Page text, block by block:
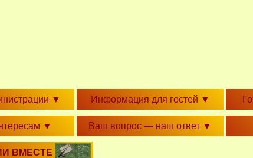
▼ Информация для гостей ▼
▼ Ваш вопрос — наш ответ ▼
ВМЕСТЕ